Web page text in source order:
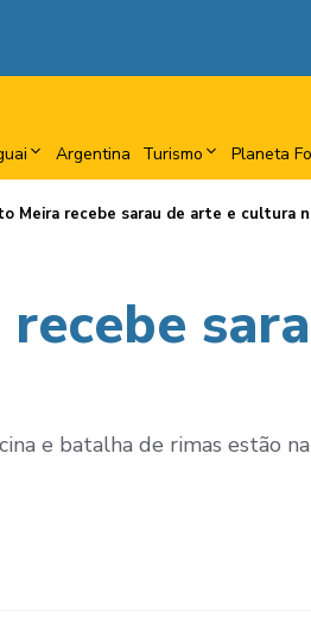
Argentina Turismo Planeta
Meira recebe sarau de arte e cultura
e batalha de rimas estão